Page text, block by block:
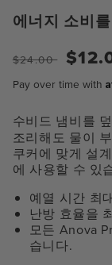
기
에너지 소비
정
가
격
$24.00
판
가
격
Pay over time with
수비드 냄비를
조리해도 물이
쿠커에 맞게 설
에 사용할 수 있
예열 시간 최
난방 효율을
모든 Anova
습니다.